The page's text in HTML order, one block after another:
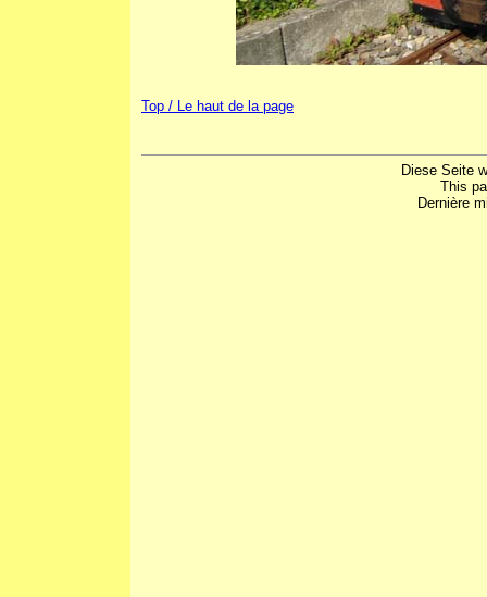
Top / Le haut de la page
Diese Seite
This
Dernière